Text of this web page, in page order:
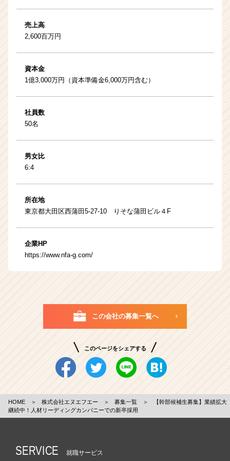
売上高
2,600百万円
資本金
1億3,000万円（資本準備金6,000万円含む）
社員数
50名
男女比
6:4
所在地
東京都大田区西蒲田5-27-10 りそな蒲田ビル４F
企業HP
https://www.nfa-g.com/
この会社の募集一覧へ
このページをシェアする
HOME ＞ 株式会社エヌエフエー ＞ 募集一覧 ＞
【幹部候補生募集】業績拡大
継続中！人材リーディングカンパニーでの新卒採用
SERVICE 就職サービス